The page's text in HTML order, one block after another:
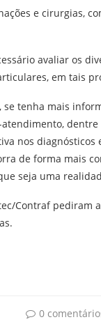
e cirurgias,
avaliar os
em tais
se tenha mais
nos
de forma mais
seja uma
Contraf pediram
0